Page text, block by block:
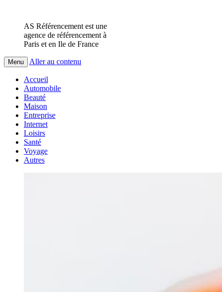
AS Référencement est une
agence de référencement à
Paris et en Ile de France
Menu Aller au contenu
Accueil
Automobile
Beauté
Maison
Entreprise
Internet
Loisirs
Santé
Voyage
Autres